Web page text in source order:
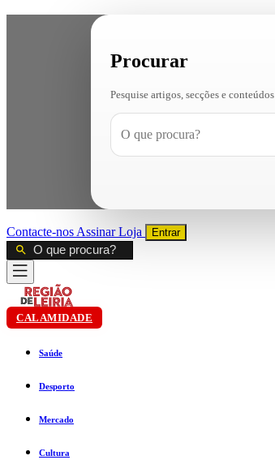
Procurar
Pesquise artigos, secções e conteúdos
Contacte-nos AssinarLoja Entrar
CALAMIDADE
Saúde
Desporto
Mercado
Cultura